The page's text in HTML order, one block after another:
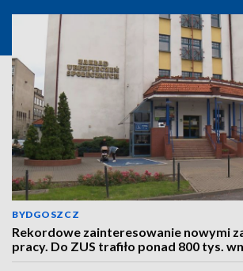
BYDGOSZCZ
Rekordowe zainteresowanie nowymi
pracy. Do ZUS trafiło ponad 800 tys.